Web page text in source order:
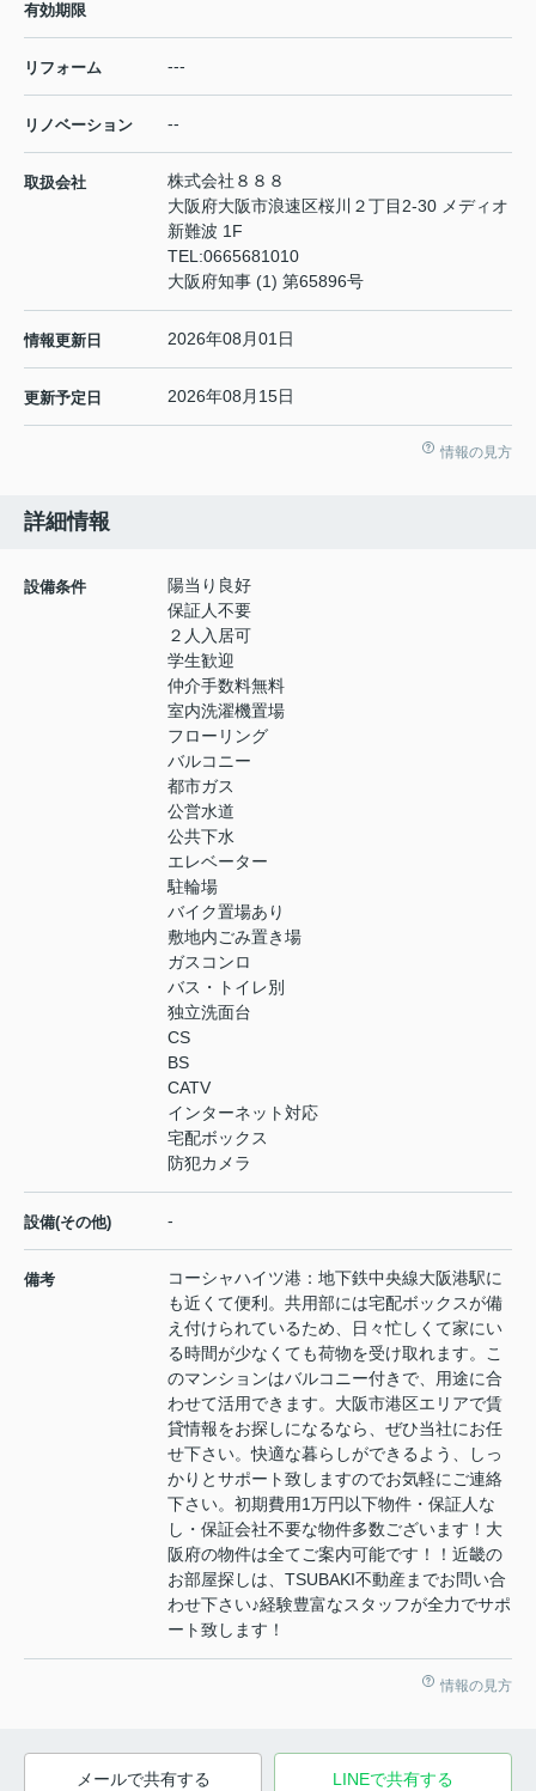
有効期限
リフォーム ---
リノベーション --
取扱会社
株式会社８８８
大阪府大阪市浪速区桜川２丁目2-30 メディオ
新難波 1F
TEL:0665681010
大阪府知事 (1) 第65896号
情報更新日 2026年08月01日
更新予定日 2026年08月15日
情報の見方
詳細情報
設備条件
陽当り良好
保証人不要
２人入居可
学生歓迎
仲介手数料無料
室内洗濯機置場
フローリング
バルコニー
都市ガス
公営水道
公共下水
エレベーター
駐輪場
バイク置場あり
敷地内ごみ置き場
ガスコンロ
バス・トイレ別
独立洗面台
CS
BS
CATV
インターネット対応
宅配ボックス
防犯カメラ
設備(その他) -
備考
コーシャハイツ港：地下鉄中央線大阪港駅に
も近くて便利。共用部には宅配ボックスが備
え付けられているため、日々忙しくて家にい
る時間が少なくても荷物を受け取れます。こ
のマンションはバルコニー付きで、用途に合
わせて活用できます。大阪市港区エリアで賃
貸情報をお探しになるなら、ぜひ当社にお任
せ下さい。快適な暮らしができるよう、しっ
かりとサポート致しますのでお気軽にご連絡
下さい。初期費用1万円以下物件・保証人な
し・保証会社不要な物件多数ございます！大
阪府の物件は全てご案内可能です！！近畿の
お部屋探しは、TSUBAKI不動産までお問い合
わせ下さい♪経験豊富なスタッフが全力でサポ
ート致します！
情報の見方
メールで共有する LINEで共有する